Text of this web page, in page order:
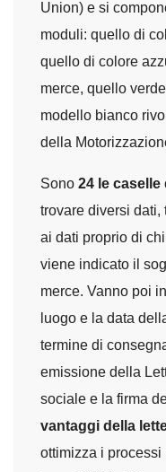
Union) e si
moduli: quello di
quello di colore
merce, quello
modello bianco
della
Sono 24 le caselle
trovare diversi dati,
ai dati proprio di
viene indicato il
merce. Vanno poi
luogo e la data
termine di
emissione della
sociale e la firma
vantaggi della
ottimizza i